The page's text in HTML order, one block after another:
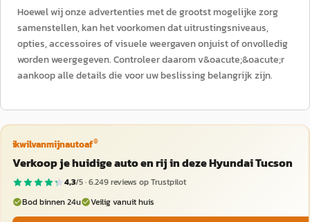
Hoewel wij onze advertenties met de grootst mogelijke zorg
samenstellen, kan het voorkomen dat uitrustingsniveaus,
opties, accessoires of visuele weergaven onjuist of onvolledig
worden weergegeven. Controleer daarom v&oacute;&oacute;r
aankoop alle details die voor uw beslissing belangrijk zijn.
ikwilvanmijnautoaf®
Verkoop je huidige auto en rij in deze Hyundai Tucson
4,3/5 ·6.249reviews op Trustpilot
Bod binnen 24u
Veilig vanuit huis